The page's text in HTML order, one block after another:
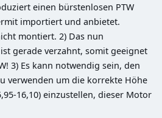
einen bürstenlosen PTW
importiert und anbietet.
montiert. 2) Das nun
gerade verzahnt, somit geeignet
3) Es kann notwendig sein, den
verwenden um die korrekte Höhe
16,10) einzustellen, dieser Motor